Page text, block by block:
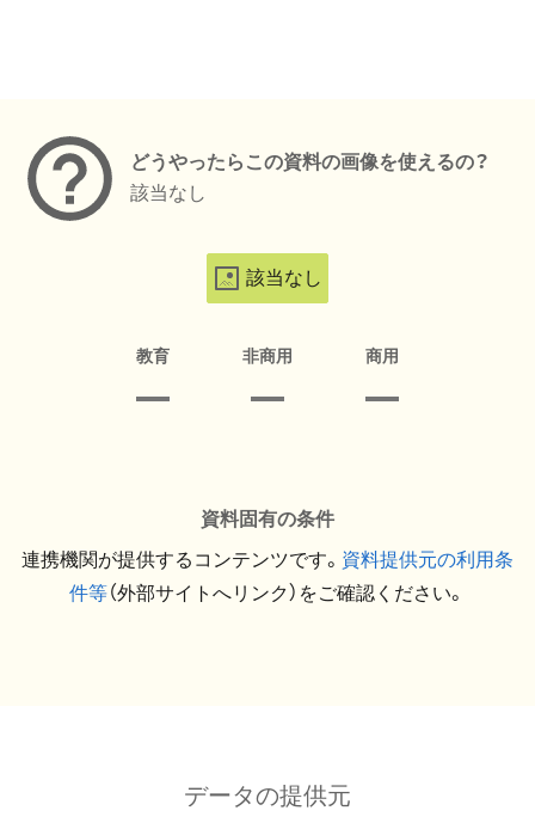
どうやったらこの資料の画像を使えるの？
該当なし
該当なし
教育 非商用 商用
資料固有の条件
連携機関が提供するコンテンツです。 資料提供元の利用条
件等（外部サイトへリンク）をご確認ください。
データの提供元